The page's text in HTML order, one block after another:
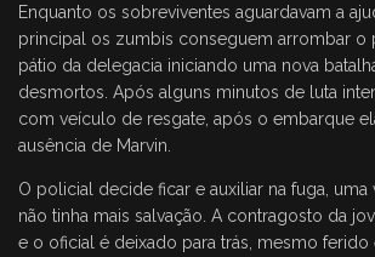
Enquanto os sobreviventes aguardavam a
principal os zumbis conseguem arrombar o
pátio da delegacia iniciando uma nova
desmortos. Após alguns minutos de luta
com veículo de resgate, após o embarque
ausência de Marvin.
O policial decide ficar e auxiliar na fuga, uma
não tinha mais salvação. A contragosto da
e o oficial é deixado para trás, mesmo